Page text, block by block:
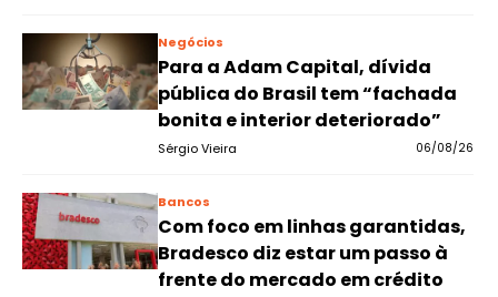
Negócios
Para a Adam Capital, dívida
pública do Brasil tem “fachada
bonita e interior deteriorado”
Sérgio Vieira 06/08/26
Bancos
Com foco em linhas garantidas,
Bradesco diz estar um passo à
frente do mercado em crédito